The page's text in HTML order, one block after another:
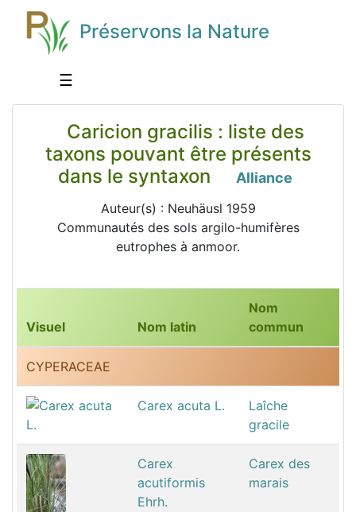
Préservons la Nature
☰
Caricion gracilis : liste des
taxons pouvant être présents
dans le syntaxon
Alliance
Auteur(s) : Neuhäusl 1959
Communautés des sols argilo-humifères
eutrophes à anmoor.
Visuel Nom latin
Nom
commun
CYPERACEAE
Carex acuta L.
Laîche
gracile
Carex
acutiformis
Ehrh.
Carex des
marais